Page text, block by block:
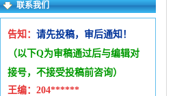
联系我们
告知： 请先投稿，审后通知！
（以下Q为审稿通过后与编辑对
接号，不接受投稿前咨询）
王编： 204******